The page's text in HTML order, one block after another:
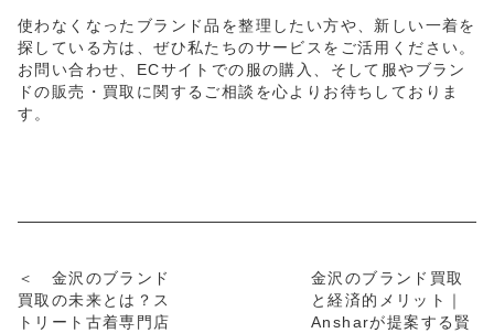
使わなくなったブランド品を整理したい方や、新しい一着を
探している方は、ぜひ私たちのサービスをご活用ください。
お問い合わせ、ECサイトでの服の購入、そして服やブラン
ドの販売・買取に関するご相談を心よりお待ちしておりま
す。
＜ 金沢のブランド
買取の未来とは？ス
トリート古着専門店
金沢のブランド買取
と経済的メリット｜
Ansharが提案する賢